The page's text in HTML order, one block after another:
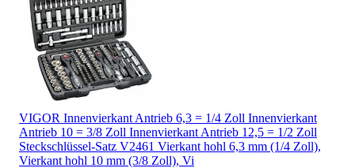
VIGOR Innenvierkant Antrieb 6,3 = 1/4 Zoll Innenvierkant
Antrieb 10 = 3/8 Zoll Innenvierkant Antrieb 12,5 = 1/2 Zoll
Steckschlüssel-Satz V2461 Vierkant hohl 6,3 mm (1/4 Zoll),
Vierkant hohl 10 mm (3/8 Zoll), Vi